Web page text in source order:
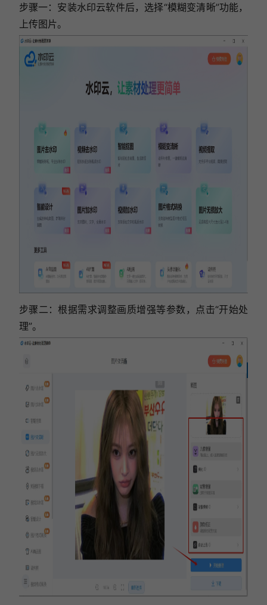
步骤一： 安装水印云软件后，选择“模糊变清晰”功能，
上传图片。
步骤二： 根据需求调整画质增强等参数，点击“开始处
理”。